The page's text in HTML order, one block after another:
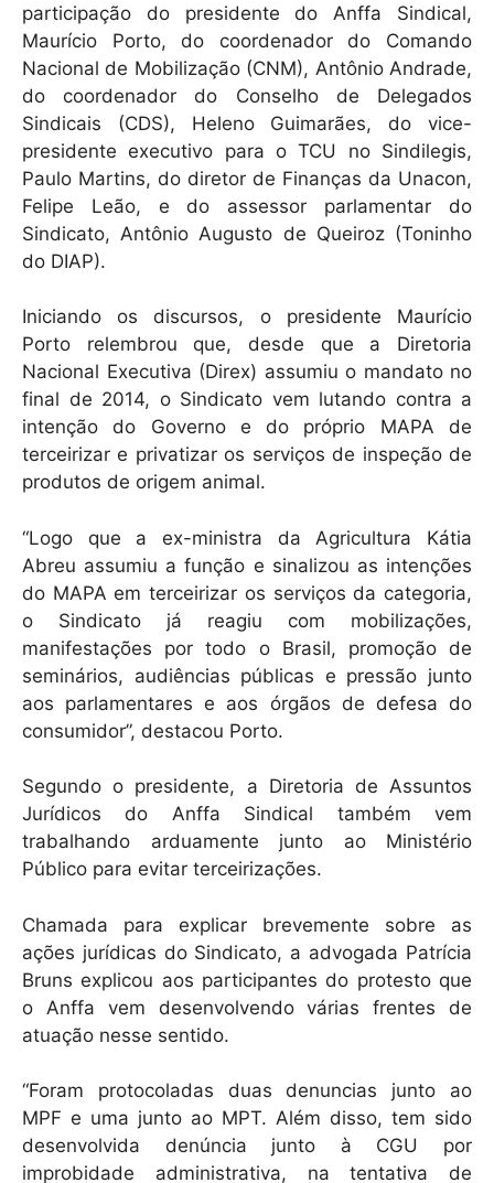
participação do presidente do Anffa Sindical,
Maurício Porto, do coordenador do Comando
Nacional de Mobilização (CNM), Antônio Andrade,
do coordenador do Conselho de Delegados
Sindicais (CDS), Heleno Guimarães, do vice-
presidente executivo para o TCU no Sindilegis,
Paulo Martins, do diretor de Finanças da Unacon,
Felipe Leão, e do assessor parlamentar do
Sindicato, Antônio Augusto de Queiroz (Toninho
do DIAP).
Iniciando os discursos, o presidente Maurício
Porto relembrou que, desde que a Diretoria
Nacional Executiva (Direx) assumiu o mandato no
final de 2014, o Sindicato vem lutando contra a
intenção do Governo e do próprio MAPA de
terceirizar e privatizar os serviços de inspeção de
produtos de origem animal.
“Logo que a ex-ministra da Agricultura Kátia
Abreu assumiu a função e sinalizou as intenções
do MAPA em terceirizar os serviços da categoria,
o Sindicato já reagiu com mobilizações,
manifestações por todo o Brasil, promoção de
seminários, audiências públicas e pressão junto
aos parlamentares e aos órgãos de defesa do
consumidor”, destacou Porto.
Segundo o presidente, a Diretoria de Assuntos
Jurídicos do Anffa Sindical também vem
trabalhando arduamente junto ao Ministério
Público para evitar terceirizações.
Chamada para explicar brevemente sobre as
ações jurídicas do Sindicato, a advogada Patrícia
Bruns explicou aos participantes do protesto que
o Anffa vem desenvolvendo várias frentes de
atuação nesse sentido.
“Foram protocoladas duas denuncias junto ao
MPF e uma junto ao MPT. Além disso, tem sido
desenvolvida denúncia junto à CGU por
improbidade administrativa, na tentativa de